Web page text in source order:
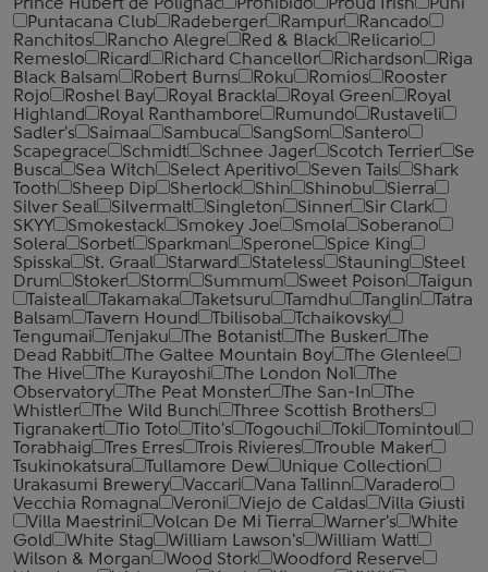
Prince Hubert de Polignac
Prohibido Proud Irish
Puni
Puntacana Club
Radeberger Rampur
Rancado
Ranchitos
Rancho Alegre Red & Black
Relicario
Remeslo
Ricard Richard Chancellor Richardson
Riga
Black Balsam
Robert Burns Roku Romios
Rooster
Rojo
Roshel Bay Royal Brackla Royal Green
Royal
Highland
Royal Ranthambore Rumundo
Rustaveli
Sadler's
Saimaa Sambuca SangSom
Santero
Scapegrace
Schmidt Schnee Jager Scotch Terrier
Se
Busca
Sea Witch Select Aperitivo Seven Tails
Shark
Tooth
Sheep Dip Sherlock Shin Shinobu
Sierra
Silver Seal
Silvermalt Singleton Sinner
Sir Clark
SKYY
Smokestack Smokey Joe Smola
Soberano
Solera
Sorbet Sparkman Sperone
Spice King
Spisska
St. Graal Starward Stateless Stauning
Steel
Drum
Stoker Storm Summum Sweet Poison
Taigun
Taisteal
Takamaka Taketsuru Tamdhu Tanglin
Tatra
Balsam
Tavern Hound Tbilisoba
Tchaikovsky
Tengumai
Tenjaku The Botanist The Busker
The
Dead Rabbit
The Galtee Mountain Boy
The Glenlee
The Hive
The Kurayoshi The London №1
The
Observatory
The Peat Monster The San-In
The
Whistler
The Wild Bunch
Three Scottish Brothers
Tigranakert
Tio Toto Tito's Togouchi Toki
Tomintoul
Torabhaig
Tres Erres Trois Rivieres
Trouble Maker
Tsukinokatsura
Tullamore Dew
Unique Collection
Urakasumi Brewery
Vaccari Vana Tallinn
Varadero
Vecchia Romagna
Veroni Viejo de Caldas
Villa Giusti
Villa Maestrini
Volcan De Mi Tierra Warner's
White
Gold
White Stag William Lawson's
William Watt
Wilson & Morgan
Wood Stork
Woodford Reserve